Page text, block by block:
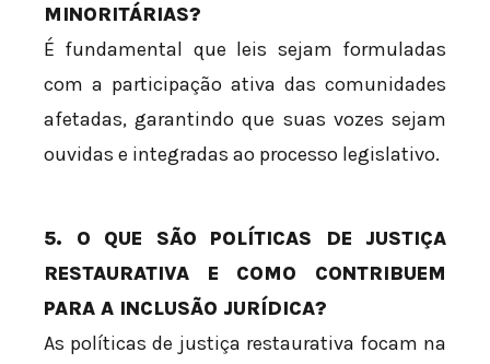
MINORITÁRIAS?
É fundamental que leis sejam formuladas
com a participação ativa das comunidades
afetadas, garantindo que suas vozes sejam
ouvidas e integradas ao processo legislativo.
5. O QUE SÃO POLÍTICAS DE JUSTIÇA
RESTAURATIVA E COMO CONTRIBUEM
PARA A INCLUSÃO JURÍDICA?
As políticas de justiça restaurativa focam na